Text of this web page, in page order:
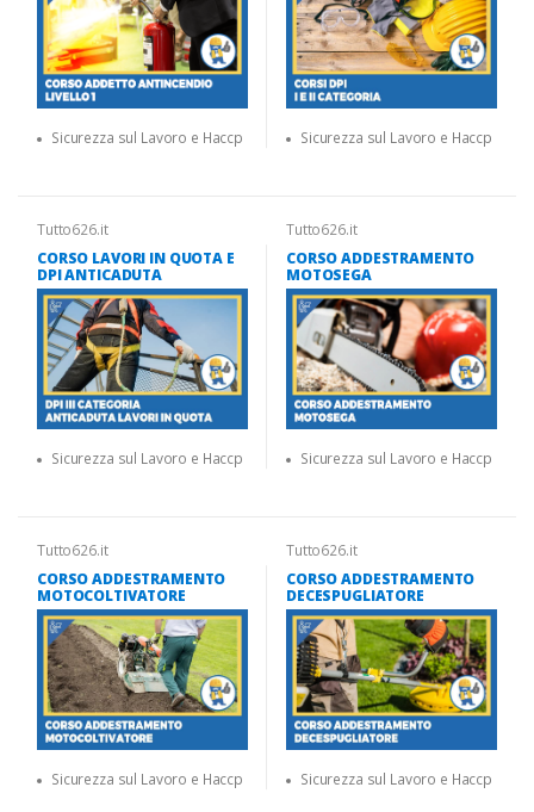
Sicurezza sul Lavoro e Haccp Sicurezza sul Lavoro e Haccp
Tutto626.it
CORSO LAVORI IN QUOTA E
DPI ANTICADUTA
Sicurezza sul Lavoro e Haccp
Tutto626.it
CORSO ADDESTRAMENTO
MOTOSEGA
Sicurezza sul Lavoro e Haccp
Tutto626.it
CORSO ADDESTRAMENTO
MOTOCOLTIVATORE
Sicurezza sul Lavoro e Haccp
Tutto626.it
CORSO ADDESTRAMENTO
DECESPUGLIATORE
Sicurezza sul Lavoro e Haccp